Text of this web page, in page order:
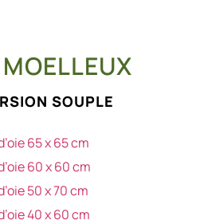
SOUPLE
65 x 65 cm
60 x 60 cm
50 x 70 cm
40 x 60 cm